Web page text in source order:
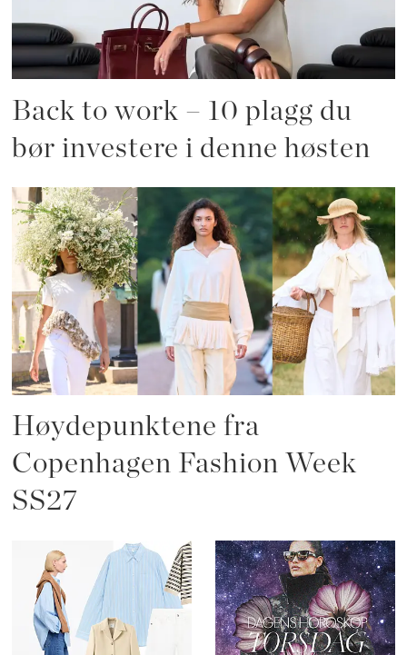
Back to work – 10 plagg du
bør investere i denne høsten
Høydepunktene fra
Copenhagen Fashion Week
SS27